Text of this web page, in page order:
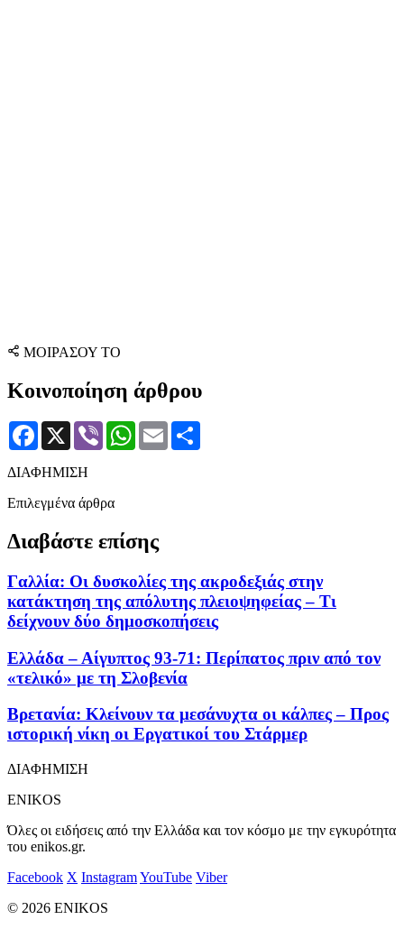
ΜΟΙΡΑΣΟΥ ΤΟ
Κοινοποίηση άρθρου
Facebook
X Viber WhatsApp
Email
ΔΙΑΦΗΜΙΣΗ
Επιλεγμένα άρθρα
Διαβάστε επίσης
Γαλλία: Οι δυσκολίες της ακροδεξιάς στην
κατάκτηση της απόλυτης πλειοψηφείας – Τι
δείχνουν δύο δημοσκοπήσεις
Ελλάδα – Αίγυπτος 93-71: Περίπατος πριν από τον
«τελικό» με τη Σλοβενία
Βρετανία: Κλείνουν τα μεσάνυχτα οι κάλπες – Προς
ιστορική νίκη οι Εργατικοί του Στάρμερ
ΔΙΑΦΗΜΙΣΗ
ENIKOS
Όλες οι ειδήσεις από την Ελλάδα και τον κόσμο με την εγκυρότητα
του enikos.gr.
Facebook X InstagramYouTube Viber
© 2026 ENIKOS